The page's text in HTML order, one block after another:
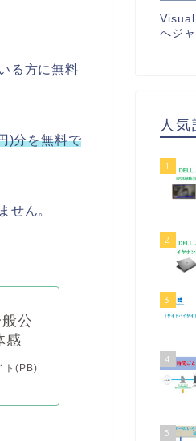
る方に無料
)分を無料で
せん。
公
感
ト(PB)
へジ
人
1
2
3
4
5